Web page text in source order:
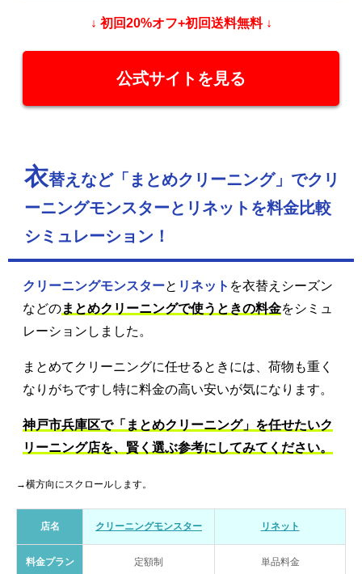
↓ 初回20%オフ+初回送料無料 ↓
公式サイトを見る
衣替えなど「まとめクリーニング」でクリ
ーニングモンスターとリネットを料金比較
シミュレーション！
クリーニングモンスターと リネット を衣替えシーズン
などのまとめクリーニングで使うときの料金をシミュ
レーションしました。
まとめてクリーニングに任せるときには、荷物も重く
なりがちですし特に料金の高い安いが気になります。
神戸市兵庫区で「まとめクリーニング」を任せたいク
リーニング店を、賢く選ぶ参考にしてみてください。
→横方向にスクロールします。
店名 クリーニングモンスター リネット
料金プラン 定額制 単品料金